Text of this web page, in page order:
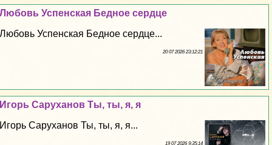
Любовь Успенская Бедное сердце
Любовь Успенская Бедное сердце...
20 07 2026 23:12:21
Игорь Саруханов Ты, ты, я, я
Игорь Саруханов Ты, ты, я, я...
19 07 2026 9:35:14